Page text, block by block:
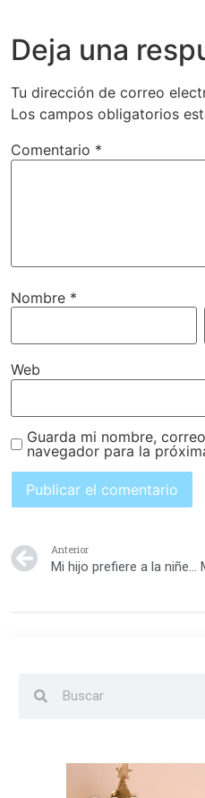
Deja una
Tu dirección de correo
Los campos obligatorios
Comentario *
Nombre *
Web
Guarda mi nombre,
navegador para la
Anterior
Mi hijo prefiere a la niñera ¿Qué hago?